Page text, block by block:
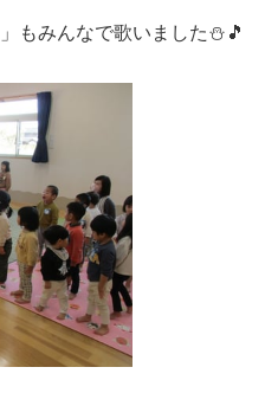
もみんなで歌いました⛄🎵